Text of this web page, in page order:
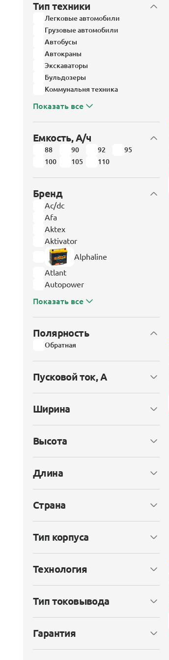
Тип техники
Легковые автомобили
Грузовые автомобили
Автобусы
Автокраны
Экскаваторы
Бульдозеры
Коммунальня техника
Показать все
Емкость, А/ч
88 90 92
95
100
105 110
Бренд
Ac/dc
Afa
Aktex
Aktivator
Alphaline
Atlant
Autopower
Показать все
Полярность
Обратная
Пусковой ток, А
Ширина
Высота
Длина
Страна
Тип корпуса
Технология
Тип токовывода
Гарантия